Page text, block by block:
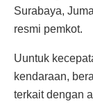
Surabaya,
resmi pemkot.
Uuntuk
kendaraan,
terkait dengan